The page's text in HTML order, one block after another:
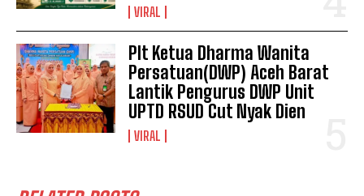
VIRAL
Plt Ketua Dharma Wanita
Persatuan(DWP) Aceh Barat
Lantik Pengurus DWP Unit
UPTD RSUD Cut Nyak Dien
VIRAL